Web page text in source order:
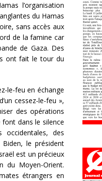
l’organisation
du Hamas
sans accès aux
de la famine car
de Gaza. Des
ont fait le tour du
le-feu en échange
cessez-le-feu »,
des opérations
dans le silence
occidentales, des
le président
est un précieux
du Moyen-Orient.
étrangers en